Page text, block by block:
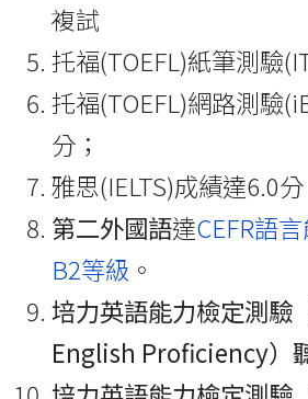
複試
托福(TOEFL)紙筆測驗
托福(TOEFL)網路測驗
分；
雅思(IELTS)成績達6.0分
第二外國語達CEFR語
B2等級 。
培力英語能力檢定測驗
English Proficiency）